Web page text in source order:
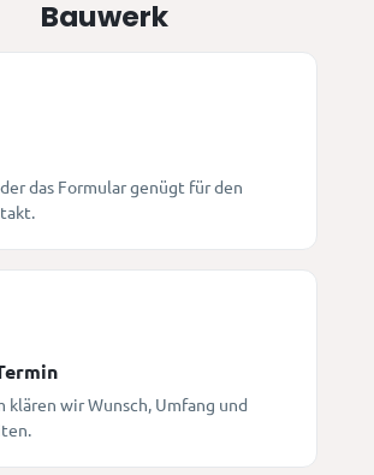
Bauwerk
das Formular genügt für den
klären wir Wunsch, Umfang und